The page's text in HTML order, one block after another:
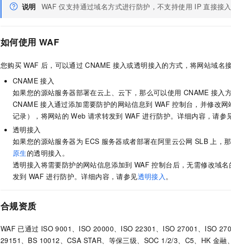
说明 WAF 仅支持通过域名方式进行防护，不支持使用 IP 直接接入
如何使用 WAF
您购买 WAF 后，可以通过 CNAME 接入或透明接入的方式，将网站域名
CNAME 接入
如果您的源站服务器部署在云上、云下，那么可以使用 CNAME 接入
CNAME 接入通过添加需要防护的网站信息到 WAF 控制台，并修改网
记录），将网站的 Web 请求转发到 WAF 进行防护。详细内容，请参
透明接入
如果您的源站服务器为 ECS 服务器或者部署在阿里云公网 SLB 上，
原生的透明接入。
透明接入将需要防护的网站信息添加到 WAF 控制台后，无需修改域名
发到 WAF 进行防护。详细内容，请参见透明接入 。
合规资质
WAF 已通过 ISO 9001、ISO 20000、ISO 22301、ISO 27001、ISO
29151、BS 10012、CSA STAR、等保三级、SOC 1/2/3、C5、HK 金融